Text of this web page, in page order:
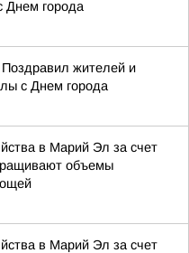
Днем города
жителей и
с Днем города
в Марий Эл за счет
объемы
в Марий Эл за счет